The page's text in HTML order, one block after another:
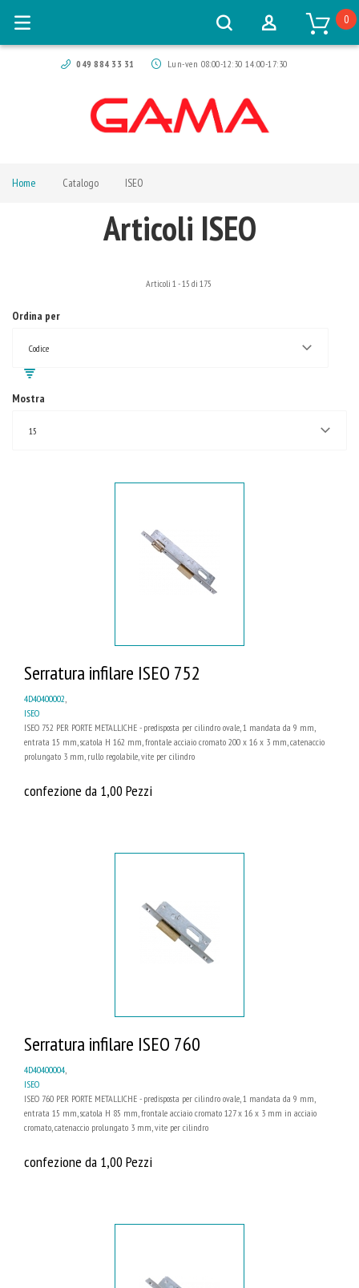
049 884 33 31 Lun-ven 08:00-12:30 14:00-17:30
0
Home Catalogo ISEO
Articoli ISEO
Ordina per
Codice
Articoli 1 -15 di 175
Mostra
15
Serratura infilare ISEO 752
4D40400002,
ISEO
ISEO 752 PER PORTE METALLICHE - predisposta per cilindro ovale, 1 mandata da 9 mm,
entrata 15 mm, scatola H 162 mm, frontale acciaio cromato 200 x 16 x 3 mm, catenaccio
prolungato 3 mm, rullo regolabile, vite per cilindro
confezione da 1,00 Pezzi
Serratura infilare ISEO 760
4D40400004
ISEO
ISEO 760 PER PORTE METALLICHE - predisposta per cilindro ovale, 1 mandata da 9 mm,
entrata 15 mm, scatola H 85 mm, frontale acciaio cromato 127 x 16 x 3 mm in acciaio
cromato, catenaccio prolungato 3 mm, vite per cilindro
confezione da 1,00 Pezzi